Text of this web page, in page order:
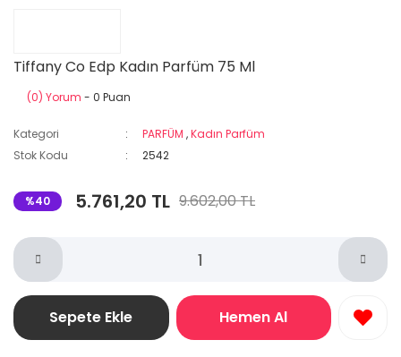
Tiffany Co Edp Kadın Parfüm 75 Ml
(0) Yorum - 0 Puan
Kategori PARFÜM ,Kadın Parfüm
Stok Kodu
2542
%40 5.761,20 TL 9.602,00 TL
Sepete Ekle Hemen Al